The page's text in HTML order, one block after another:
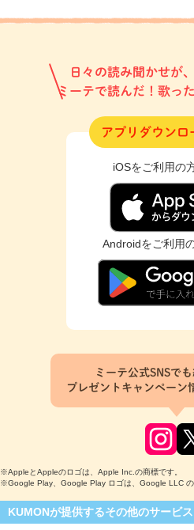
日々の読み聞かせが
ミーテで読んだ！歌っ
アプリダウンロ
iOSをご利用の
Androidをご利用
ミーテ公式SNSでも
プレゼントキャンペーン
※AppleとAppleのロゴは、Apple Inc.の商標です。
※Google Play、Google Play ロゴは、Google LLC の
KUMONが提供するその他のサービス